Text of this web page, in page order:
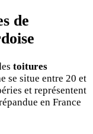
de
toitures
se situe entre 20 et
et représentent
en France